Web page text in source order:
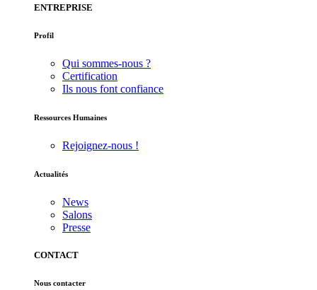
ENTREPRISE
Profil
Qui sommes-nous ?
Certification
Ils nous font confiance
Ressources Humaines
Rejoignez-nous !
Actualités
News
Salons
Presse
CONTACT
Nous contacter